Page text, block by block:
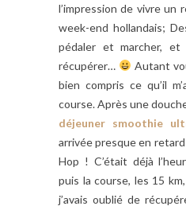
l’impression de vivre un
week-end hollandais;
pédaler et marcher,
récupérer…
Autant
bien compris ce qu’il
course. Après une
déjeuner smoothie
arrivée presque en
Hop ! C’était déjà
puis la course, les 15
j’avais oublié de